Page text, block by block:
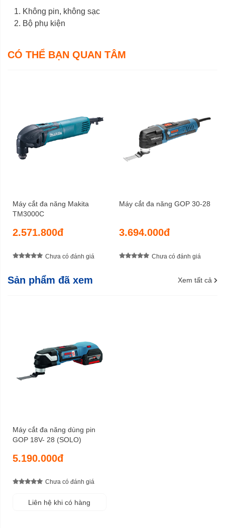
Không pin, không sạc
Bộ phụ kiện
CÓ THỂ BẠN QUAN TÂM
Máy cắt đa năng Makita
TM3000C
2.571.800đ
Chưa có đánh giá
Máy cắt đa năng GOP 30-28
3.694.000đ
Chưa có đánh giá
Sản phẩm đã xem Xem tất cả
Máy cắt đa năng dùng pin
GOP 18V- 28 (SOLO)
5.190.000đ
Chưa có đánh giá
Liên hệ khi có hàng